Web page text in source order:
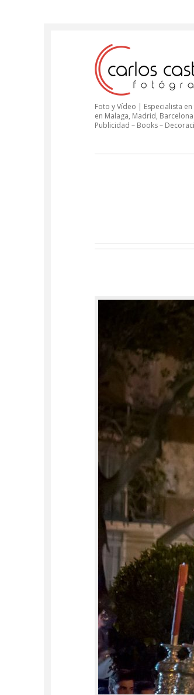
Foto y Vídeo | Especialista
en Malaga, Madrid,
Publicidad – Books –